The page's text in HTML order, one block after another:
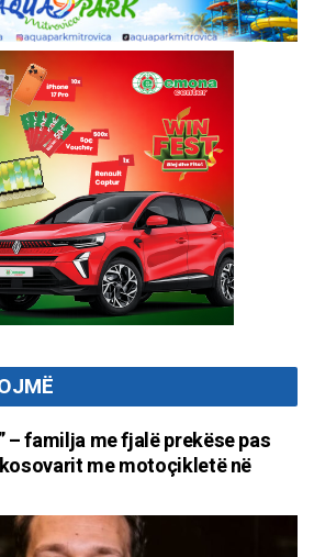
– familja me fjalë prekëse pas
me motoçikletë në